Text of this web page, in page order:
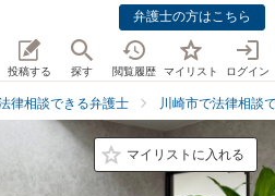
弁護士の方はこちら
投稿する 探す 閲覧履歴 マイリスト ログイン
律相談できる弁護士 川崎市で法律相談
マイリストに入れる